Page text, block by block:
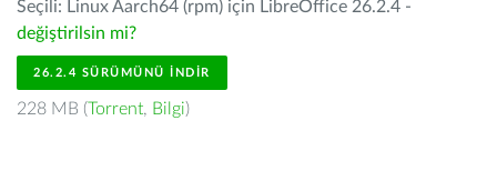
Seçili: Linux Aarch64 (rpm) için LibreOffice 26.2.4 -
değiştirilsin mi?
26.2.4 SÜRÜMÜNÜ İNDIR
228 MB (Torrent, Bilgi)